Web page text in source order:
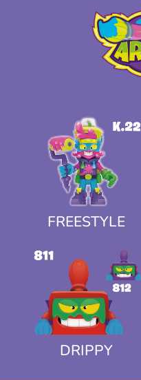
FREESTYLE
DRIPPY